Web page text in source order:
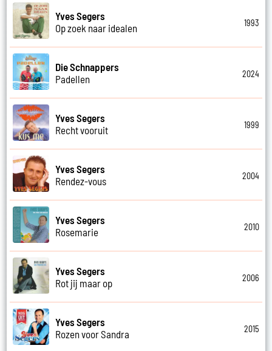
Yves Segers
Op zoek naar idealen
1993
Die Schnappers
Padellen
2024
Yves Segers
Recht vooruit
1999
Yves Segers
Rendez-vous
2004
Yves Segers
Rosemarie
2010
Yves Segers
Rot jij maar op
2006
Yves Segers
Rozen voor Sandra
2015